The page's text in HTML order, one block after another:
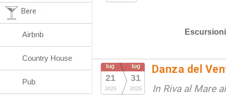
Escursioni
lug
21
2025
lug
31
2025
Danza del
In Riva al Mare
Bere
Airbnb
Country House
Pub